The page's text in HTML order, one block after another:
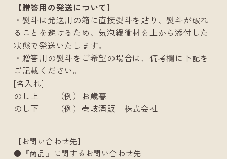
【贈答用の発送について】
・熨斗は発送用の箱に直接熨斗を貼り、熨斗が破れ
ることを避けるため、気泡緩衝材を上から添付した
状態で発送いたします。
・贈答用の熨斗をご希望の場合は、備考欄に下記を
ご記載ください。
[名入れ]
のし上 （例）お歳暮
のし下 （例）壱岐酒販 株式会社
【お問い合わせ先】
●『商品』に関するお問い合わせ先